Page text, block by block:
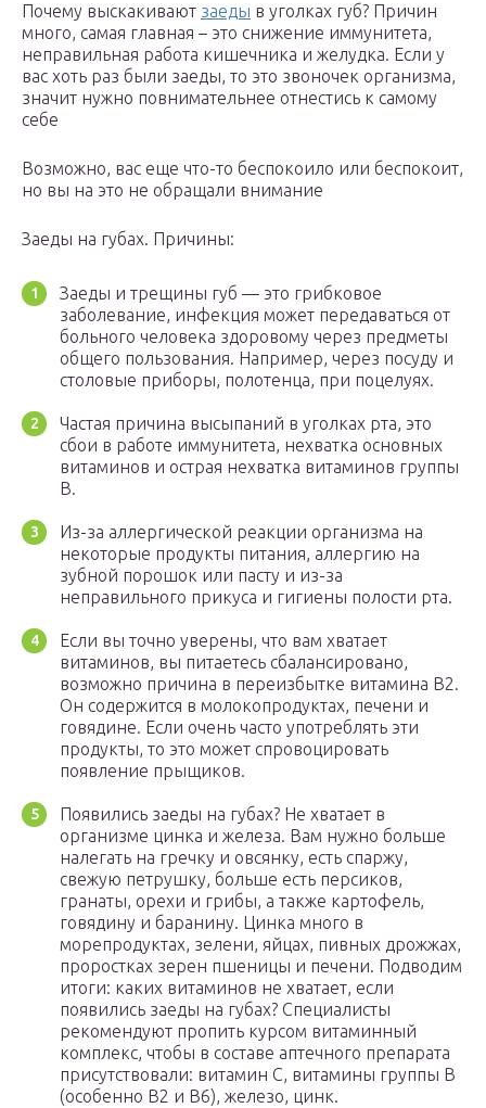
Почему выскакивают заеды в уголках губ? Причин
много, самая главная – это снижение иммунитета,
неправильная работа кишечника и желудка. Если у
вас хоть раз были заеды, то это звоночек организма,
значит нужно повнимательнее отнестись к самому
себе
Возможно, вас еще что-то беспокоило или беспокоит,
но вы на это не обращали внимание
Заеды на губах. Причины:
Заеды и трещины губ — это грибковое
заболевание, инфекция может передаваться от
больного человека здоровому через предметы
общего пользования. Например, через посуду и
столовые приборы, полотенца, при поцелуях.
Частая причина высыпаний в уголках рта, это
сбои в работе иммунитета, нехватка основных
витаминов и острая нехватка витаминов группы
В.
Из-за аллергической реакции организма на
некоторые продукты питания, аллергию на
зубной порошок или пасту и из-за
неправильного прикуса и гигиены полости рта.
Если вы точно уверены, что вам хватает
витаминов, вы питаетесь сбалансировано,
возможно причина в переизбытке витамина В2.
Он содержится в молокопродуктах, печени и
говядине. Если очень часто употреблять эти
продукты, то это может спровоцировать
появление прыщиков.
Появились заеды на губах? Не хватает в
организме цинка и железа. Вам нужно больше
налегать на гречку и овсянку, есть спаржу,
свежую петрушку, больше есть персиков,
гранаты, орехи и грибы, а также картофель,
говядину и баранину. Цинка много в
морепродуктах, зелени, яйцах, пивных дрожжах,
проростках зерен пшеницы и печени. Подводим
итоги: каких витаминов не хватает, если
появились заеды на губах? Специалисты
рекомендуют пропить курсом витаминный
комплекс, чтобы в составе аптечного препарата
присутствовали: витамин С, витамины группы В
(особенно В2 и В6), железо, цинк.